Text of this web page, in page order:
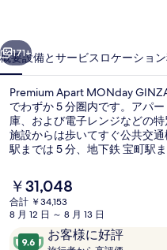
真
ギ
ャ
ラ
リ
次へ
171+
概要設備とサービス ロケーション
Premium Apart MONday
でわずか 5 分圏内です。アパ
庫、および電子レンジなどの
施設からは歩いてすぐ公共交
駅までは 5 分、地下鉄 宝町駅ま
現
在
の
金
￥31,048
合計 ￥34,153
8 月 12 日 ～ 8 月 13 日
口
お客様に好評
10